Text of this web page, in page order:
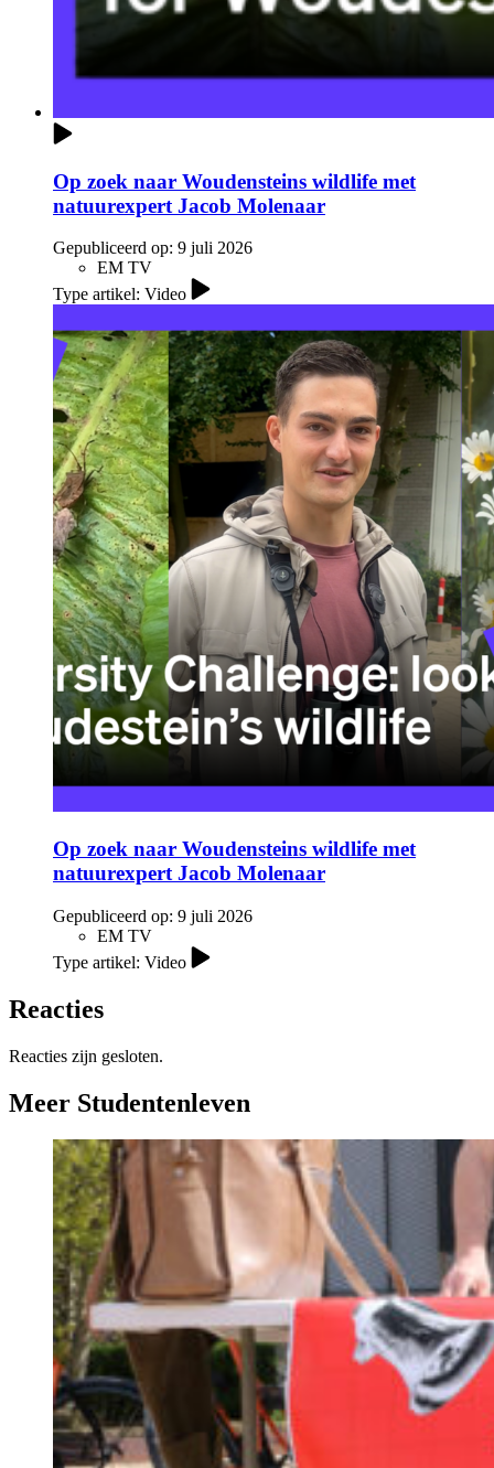
Op zoek naar Woudensteins wildlife met
natuurexpert Jacob Molenaar
Gepubliceerd op: 9 juli 2026
EM TV
Type artikel: Video
Op zoek naar Woudensteins wildlife met
natuurexpert Jacob Molenaar
Gepubliceerd op: 9 juli 2026
EM TV
Type artikel: Video
Reacties
Reacties zijn gesloten.
Meer Studentenleven